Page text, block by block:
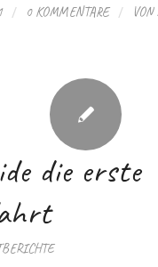
/ 0 KOMMENTARE / VON
die erste